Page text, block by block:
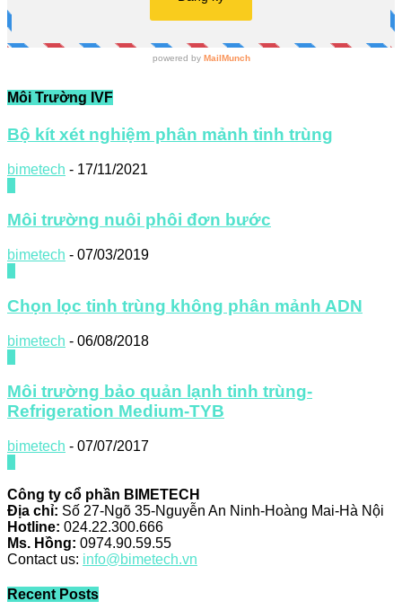
Môi Trường IVF
Bộ kít xét nghiệm phân mảnh tinh trùng
bimetech - 17/11/2021
Môi trường nuôi phôi đơn bước
bimetech - 07/03/2019
Chọn lọc tinh trùng không phân mảnh ADN
bimetech - 06/08/2018
Môi trường bảo quản lạnh tinh trùng-
Refrigeration Medium-TYB
bimetech - 07/07/2017
Công ty cổ phần BIMETECH
Địa chỉ: Số 27-Ngõ 35-Nguyễn An Ninh-Hoàng Mai-Hà Nội
Hotline: 024.22.300.666
Ms. Hồng: 0974.90.59.55
Contact us: info@bimetech.vn
Recent Posts